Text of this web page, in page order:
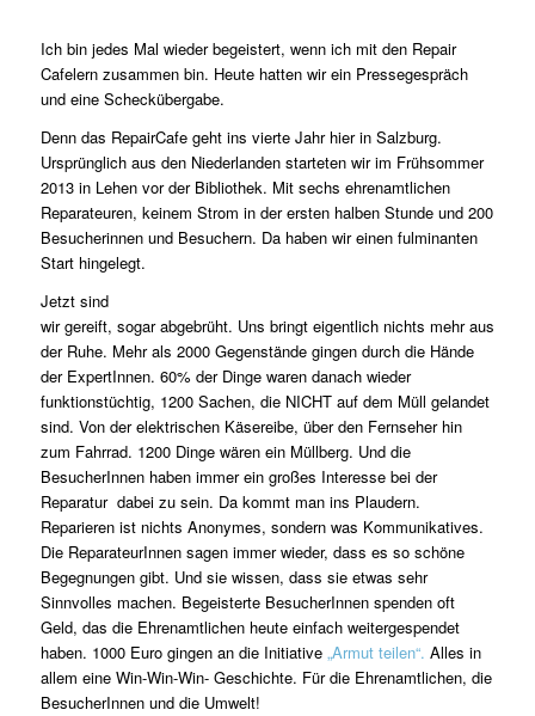
Ich bin jedes Mal wieder begeistert, wenn ich mit den Repair
Cafelern zusammen bin. Heute hatten wir ein Pressegespräch
und eine Scheckübergabe.
Denn das RepairCafe geht ins vierte Jahr hier in Salzburg.
Ursprünglich aus den Niederlanden starteten wir im Frühsommer
2013 in Lehen vor der Bibliothek. Mit sechs ehrenamtlichen
Reparateuren, keinem Strom in der ersten halben Stunde und 200
Besucherinnen und Besuchern. Da haben wir einen fulminanten
Start hingelegt.
Jetzt sind
wir gereift, sogar abgebrüht. Uns bringt eigentlich nichts mehr aus
der Ruhe. Mehr als 2000 Gegenstände gingen durch die Hände
der ExpertInnen. 60% der Dinge waren danach wieder
funktionstüchtig, 1200 Sachen, die NICHT auf dem Müll gelandet
sind. Von der elektrischen Käsereibe, über den Fernseher hin
zum Fahrrad. 1200 Dinge wären ein Müllberg. Und die
BesucherInnen haben immer ein großes Interesse bei der
Reparatur dabei zu sein. Da kommt man ins Plaudern.
Reparieren ist nichts Anonymes, sondern was Kommunikatives.
Die ReparateurInnen sagen immer wieder, dass es so schöne
Begegnungen gibt. Und sie wissen, dass sie etwas sehr
Sinnvolles machen. Begeisterte BesucherInnen spenden oft
Geld, das die Ehrenamtlichen heute einfach weitergespendet
haben. 1000 Euro gingen an die Initiative „Armut teilen“. Alles in
allem eine Win-Win-Win- Geschichte. Für die Ehrenamtlichen, die
BesucherInnen und die Umwelt!